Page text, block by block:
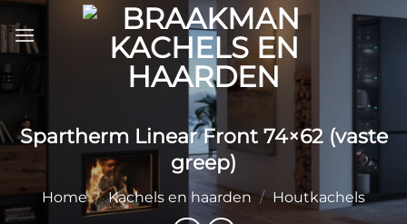
naar
inhoud
Spartherm Linear Front 74×62 (vaste
greep)
Home / Kachels en haarden / Houtkachels